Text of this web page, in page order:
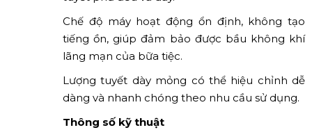
Chế độ máy hoạt động ổn định, không tạo
tiếng ồn, giúp đảm bảo được bầu không khí
lãng mạn của bữa tiệc.
Lượng tuyết dày mỏng có thể hiệu chỉnh dễ
dàng và nhanh chóng theo nhu cầu sử dụng.
Thông số kỹ thuật